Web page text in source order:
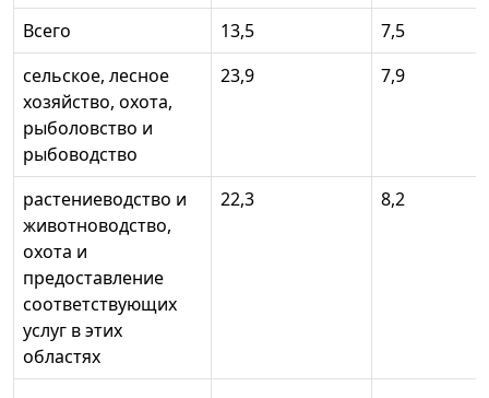
Всего 13,5
7,5
сельское, лесное
хозяйство, охота,
рыболовство и
рыбоводство
23,9 7,9
растениеводство и
животноводство,
охота и
предоставление
соответствующих
услуг в этих
областях
22,3 8,2